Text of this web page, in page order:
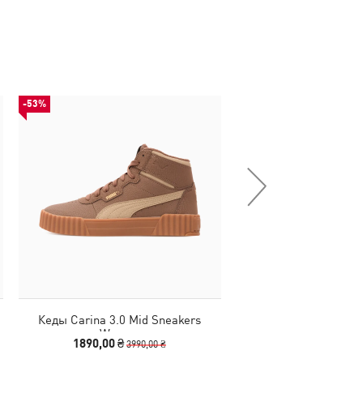
-53%
Кеды Carina 3.0 Mid Sneakers
Women
1890,00 ₴3990,00 ₴